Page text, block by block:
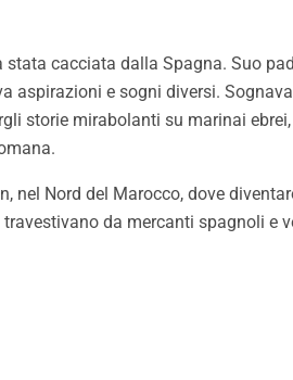
cacciata dalla Spagna. Suo
aspirazioni e sogni diversi.
storie mirabolanti su marinai
nel Nord del Marocco, dove
da mercanti spagnoli e